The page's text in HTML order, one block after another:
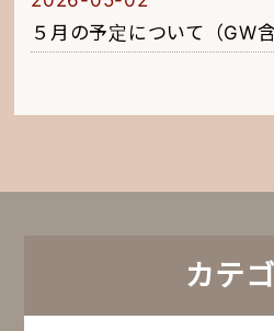
５月の予定について（GW含
カテ